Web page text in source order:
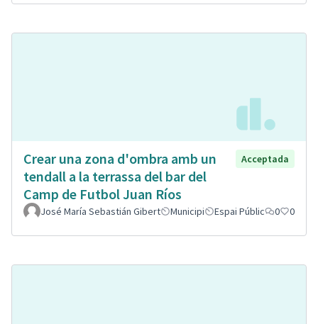
Crear una zona d'ombra amb un
tendall a la terrassa del bar del
Camp de Futbol Juan Ríos
Acceptada
José María Sebastián Gibert Municipi Espai Públic 0 0